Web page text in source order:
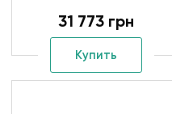
31 773 грн
Купить